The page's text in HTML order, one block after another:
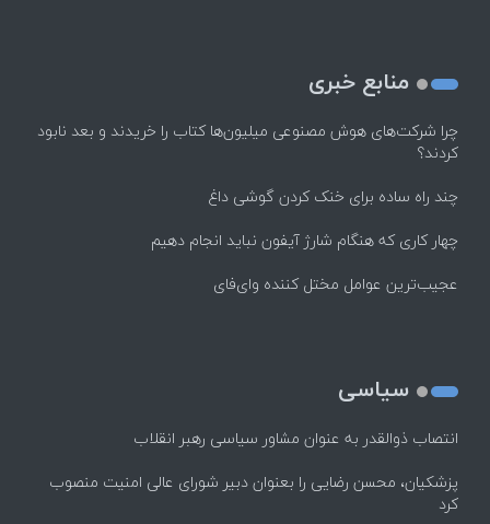
منابع خبری
چرا شرکت‌های هوش مصنوعی میلیون‌ها کتاب را خریدند و بعد نابود
کردند؟
چند راه‌ ساده برای خنک کردن گوشی داغ
چهار کاری که هنگام شارژ آیفون نباید انجام دهیم
عجیب‌ترین عوامل مختل کننده وای‌فای
سیاسی
انتصاب ذوالقدر به عنوان مشاور سیاسی رهبر انقلاب
پزشکیان، محسن رضایی را بعنوان دبیر شورای عالی امنیت منصوب
کرد